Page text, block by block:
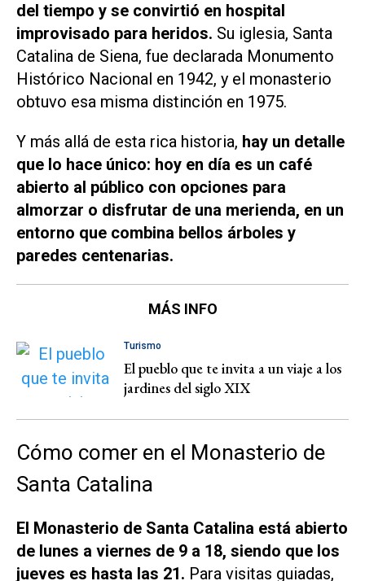
del tiempo y se convirtió en hospital
improvisado para heridos. Su iglesia, Santa
Catalina de Siena, fue declarada Monumento
Histórico Nacional en 1942, y el monasterio
obtuvo esa misma distinción en 1975.
Y más allá de esta rica historia, hay un detalle
que lo hace único: hoy en día es un café
abierto al público con opciones para
almorzar o disfrutar de una merienda, en un
entorno que combina bellos árboles y
paredes centenarias.
MÁS INFO
Turismo
El pueblo que te invita a un viaje a los
jardines del siglo XIX
Cómo comer en el Monasterio de
Santa Catalina
El Monasterio de Santa Catalina está abierto
de lunes a viernes de 9 a 18, siendo que los
jueves es hasta las 21. Para visitas guiadas,